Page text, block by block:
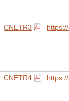
CNETR3
CNETR4